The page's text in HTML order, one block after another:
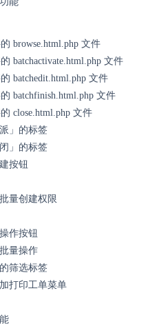
browse.html.php 文件
batchactivate.html.php 文件
batchedit.html.php 文件
batchfinish.html.php 文件
close.html.php 文件
」的标签
」的标签
按钮
量创建权限
作按钮
量操作
筛选标签
打印工单菜单